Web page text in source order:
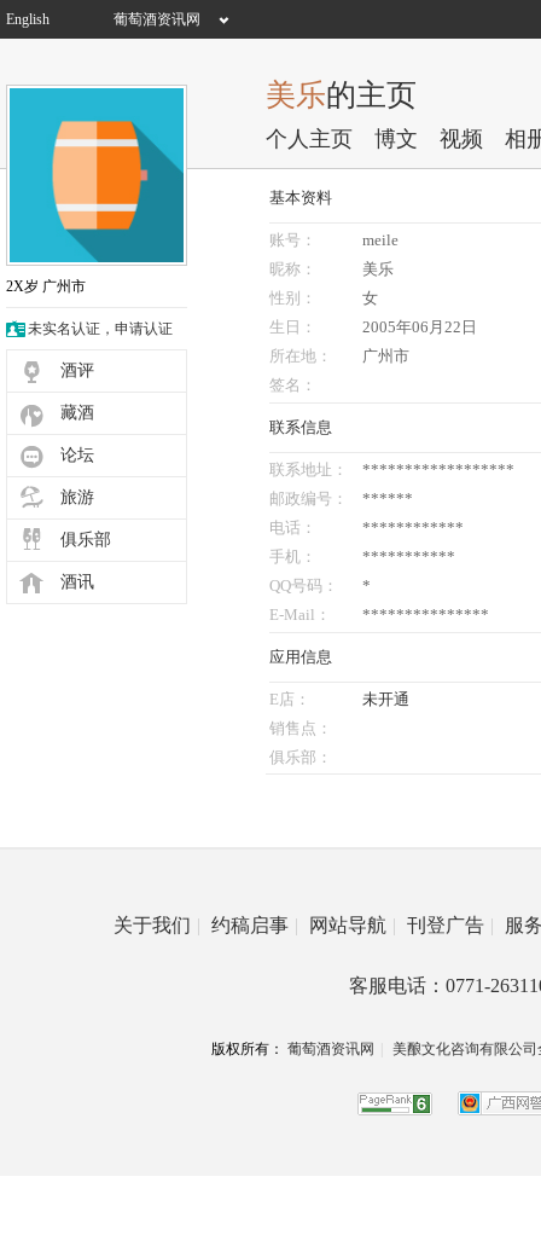
English 葡萄酒资讯网
美乐的主页
个人主页 博文 视频 相
2X岁 广州市
未实名认证，申请认证
酒评
藏酒
论坛
旅游
俱乐部
酒讯
基本资料
账号：
meile
昵称：
美乐
性别：
女
生日：
2005年06月22日
所在地：
广州市
签名：
联系信息
联系地址：
******************
邮政编号：
******
电话：
************
手机：
***********
QQ号码：
*
E-Mail：
***************
应用信息
E店：
未开通
销售点：
俱乐部：
关于我们 | 约稿启事 | 网站导航 | 刊登广告 | 服
客服电话：0771-
版权所有： 葡萄酒资讯网 美酿文化咨询有限公司